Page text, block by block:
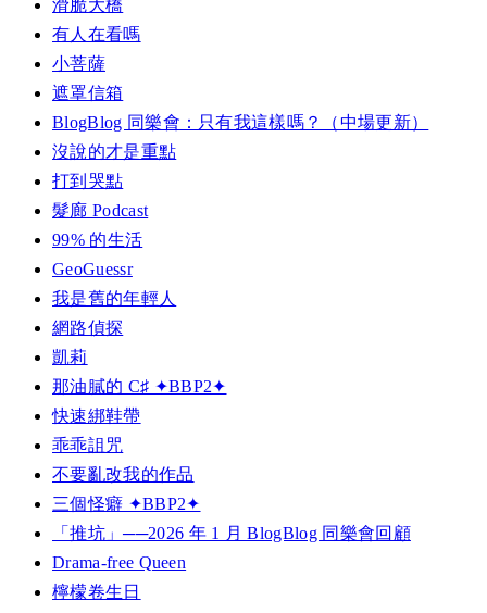
滑脆大橋
有人在看嗎
小菩薩
遮罩信箱
BlogBlog 同樂會：只有我這樣嗎？（中場更新）
沒說的才是重點
打到哭點
髮廊 Podcast
99% 的生活
GeoGuessr
我是舊的年輕人
網路偵探
凱莉
那油膩的 C♯ ✦BBP2✦
快速綁鞋帶
乖乖詛咒
不要亂改我的作品
三個怪癖 ✦BBP2✦
「推坑」──2026 年 1 月 BlogBlog 同樂會回顧
Drama-free Queen
檸檬卷生日